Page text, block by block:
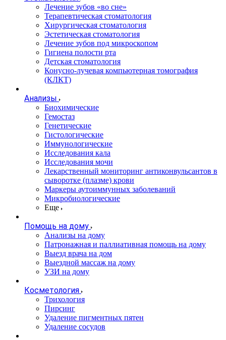
Лечение зубов «во сне»
Терапевтическая стоматология
Хирургическая стоматология
Эстетическая стоматология
Лечение зубов под микроскопом
Гигиена полости рта
Детская стоматология
Конусно-лучевая компьютерная томография
(КЛКТ)
Анализы
Биохимические
Гемостаз
Генетические
Гистологические
Иммунологические
Исследования кала
Исследования мочи
Лекарственный мониторинг антиконвульсантов в
сыворотке (плазме) крови
Маркеры аутоиммунных заболеваний
Микробиологические
Еще
Помощь на дому
Анализы на дому
Патронажная и паллиативная помощь на дому
Выезд врача на дом
Выездной массаж на дому
УЗИ на дому
Косметология
Трихология
Пирсинг
Удаление пигментных пятен
Удаление сосудов